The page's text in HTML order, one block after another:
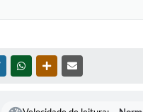
TWITTERWHATSAPPOUTRAS MÍDIAS